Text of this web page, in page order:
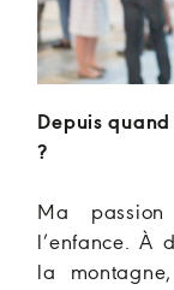
Depuis
?
Ma
l’enfance. À
la